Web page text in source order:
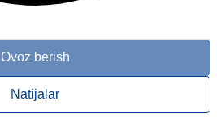
Ovoz berish
Natijalar